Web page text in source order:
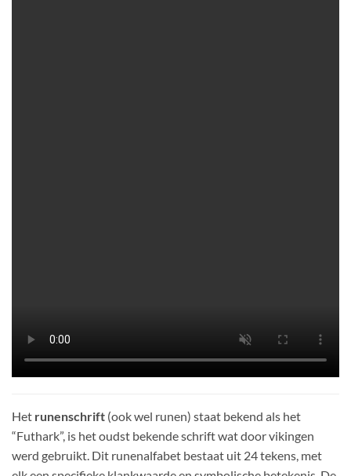
Het runenschrift (ook wel runen) staat bekend als het
“Futhark”, is het oudst bekende schrift wat door vikingen
werd gebruikt. Dit runenalfabet bestaat uit 24 tekens, met